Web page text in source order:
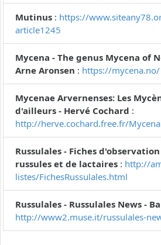
Mutinus : https://
article1245
Mycena - The genus Mycena of
Arne Aronsen : https://mycena.no/
Mycenae Arvernenses: Les
d'ailleurs - Hervé Cochard :
http://herve.cochard.free.fr/
Russulales - Fiches
russules et de lactaires : http://
listes/FichesRussulales.html
Russulales - Russulales News -
http://www2.muse.it/russulales-